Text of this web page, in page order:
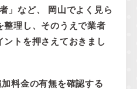
」など、 岡山でよく見ら
整理し、そのうえで業者
ントを押さえておきまし
料金の有無を確認する